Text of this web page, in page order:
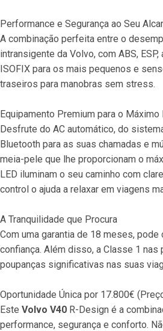
Performance e Segurança ao Seu
A combinação perfeita entre o
intransigente da Volvo, com ABS,
ISOFIX para os mais pequenos e
traseiros para manobras sem stress.
Equipamento Premium para o Máximo
Desfrute do AC automático, do
Bluetooth para as suas chamadas e
meia-pele que lhe proporcionam o
LED iluminam o seu caminho com
control o ajuda a relaxar em viagens
A Tranquilidade que Procura
Com uma garantia de 18 meses,
confiança. Além disso, a Classe 1
poupanças significativas nas suas
Oportunidade Única por 17.800€
Este Volvo V40 R-Design é a
performance, segurança e conforto.